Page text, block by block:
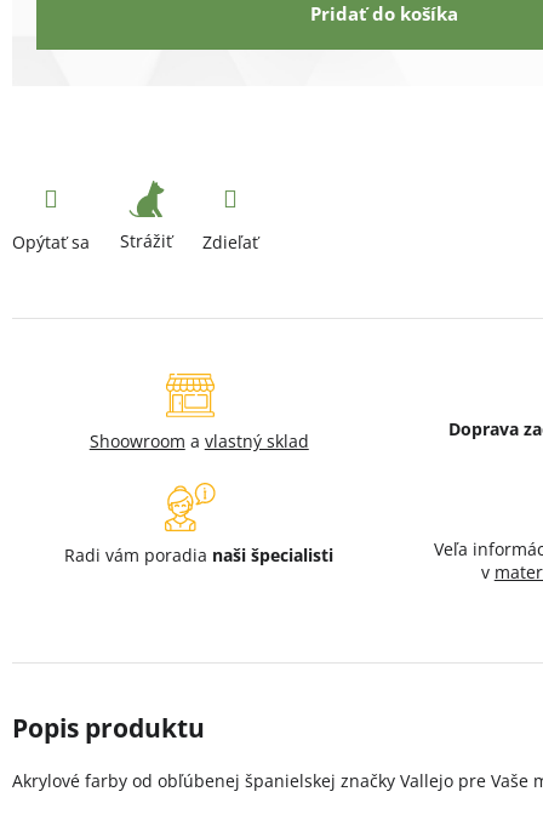
Pridať do košíka
Opýtať sa Strážiť Zdieľať
Shoowroom a vlastný sklad
Doprava
Radi vám poradia naši špecialisti
Veľa
v
Akrylové farby od obľúbenej španielskej značky Vallejo pre Vaše